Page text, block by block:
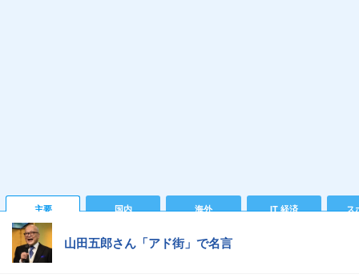
主要 国内 海外 IT 経済 ス
山田五郎さん「アド街」で名言